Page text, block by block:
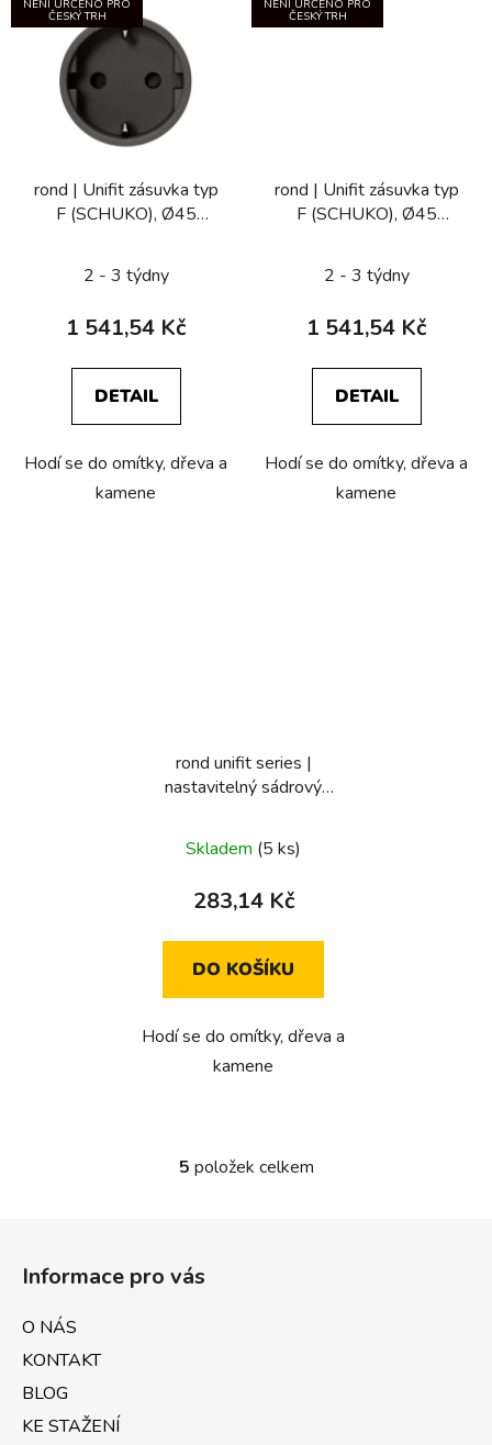
NENÍ URČENO PRO
ČESKÝ TRH
rond | Unifit zásuvka typ
F (SCHUKO), Ø45
2 - 3 týdny
1 541,54 Kč
DETAIL
Hodí se do omítky, dřeva a
kamene
NENÍ URČENO PRO
ČESKÝ TRH
rond | Unifit zásuvka typ
F (SCHUKO), Ø45
2 - 3 týdny
1 541,54 Kč
DETAIL
Hodí se do omítky, dřeva a
kamene
rond unifit series |
nastavitelný sádrový
Skladem (5 ks)
283,14 Kč
DO KOŠÍKU
Hodí se do omítky, dřeva a
kamene
O
5 položek celkem
Informace pro vás
O NÁS
KONTAKT
BLOG
KE STAŽENÍ